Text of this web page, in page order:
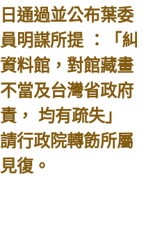
通過並公布葉委
明謀所提 ：「糾
料館，對館藏畫
當及台灣省政府
， 均有疏失」
行政院轉飭所屬
復。